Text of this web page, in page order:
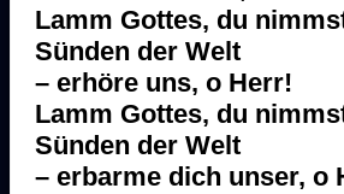
Lamm Gottes, du
Sünden der Welt
– erhöre uns, o Herr!
Lamm Gottes, du
Sünden der Welt
– erbarme dich unser, o